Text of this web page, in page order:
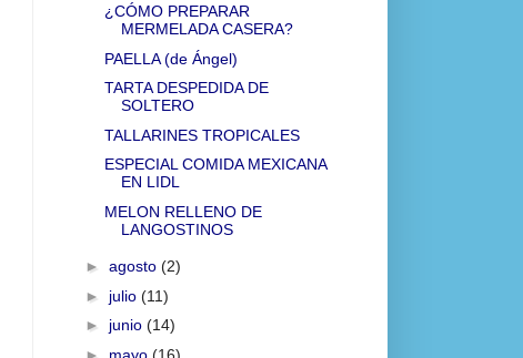
¿CÓMO PREPARAR
MERMELADA CASERA?
PAELLA (de Ángel)
TARTA DESPEDIDA DE
SOLTERO
TALLARINES TROPICALES
ESPECIAL COMIDA MEXICANA
EN LIDL
MELON RELLENO DE
LANGOSTINOS
► agosto (2)
► julio (11)
► junio (14)
► mayo (16)